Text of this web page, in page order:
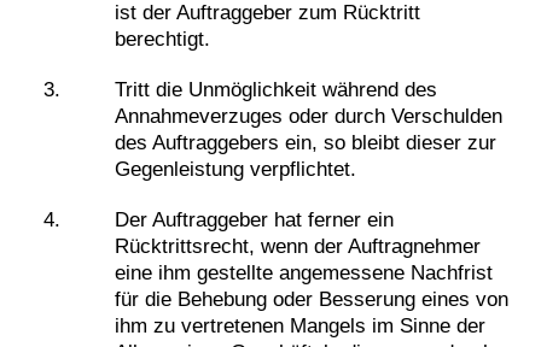
ist der Auftraggeber zum Rücktritt
berechtigt.
Tritt die Unmöglichkeit während des
Annahmeverzuges oder durch Verschulden
des Auftraggebers ein, so bleibt dieser zur
Gegenleistung verpflichtet.
Der Auftraggeber hat ferner ein
Rücktrittsrecht, wenn der Auftragnehmer
eine ihm gestellte angemessene Nachfrist
für die Behebung oder Besserung eines von
ihm zu vertretenen Mangels im Sinne der